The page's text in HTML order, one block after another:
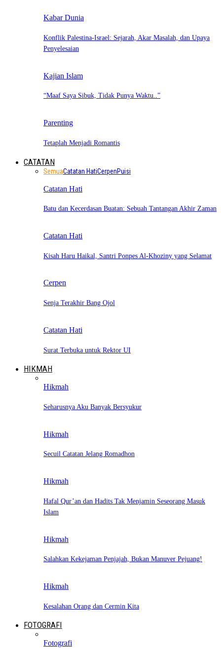
Kabar Dunia
Konflik Palestina-Israel: Sejarah, Akar Masalah, dan Upaya
Penyelesaian
Kajian Islam
“Maaf Saya Sibuk, Tidak Punya Waktu..”
Parenting
Tetaplah Menjadi Romantis
CATATAN
SemuaCatatan HatiCerpenPuisi
Catatan Hati
Batu dan Kecerdasan Buatan: Sebuah Tantangan Akhir Zaman
Catatan Hati
Kisah Haru Haikal, Santri Ponpes Al-Khoziny yang Selamat
Cerpen
Senja Terakhir Bang Ojol
Catatan Hati
Surat Terbuka untuk Rektor UI
HIKMAH
Hikmah
Seharusnya Aku Banyak Bersyukur
Hikmah
Secuil Catatan Jelang Romadhon
Hikmah
Hafal Qur’an dan Hadits Tak Menjamin Seseorang Masuk
Islam
Hikmah
Salahkan Kekejaman Penjajah, Bukan Manuver Pejuang!
Hikmah
Kesalahan Orang dan Cermin Kita
FOTOGRAFI
Fotografi